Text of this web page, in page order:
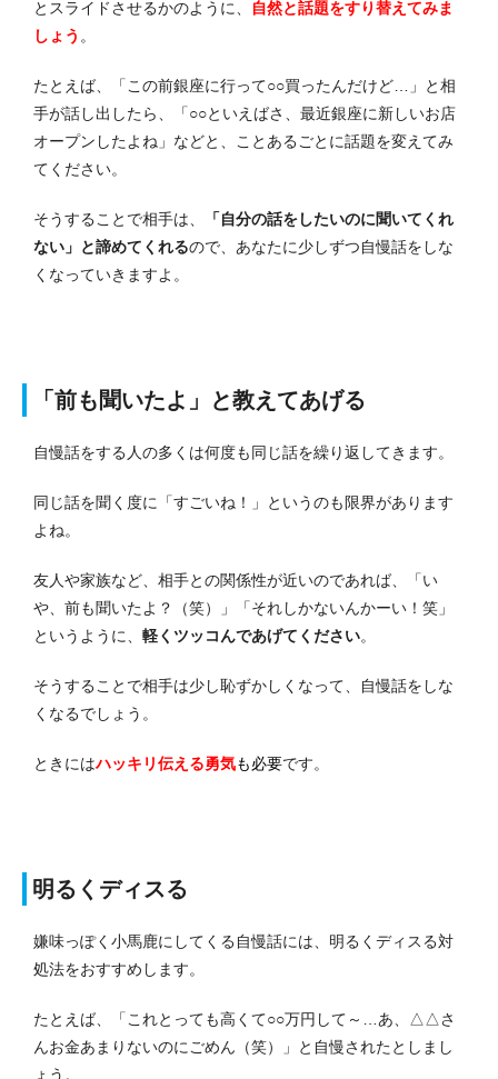
とスライドさせるかのように、
自然と話題をすり替えてみま
しょう 。
たとえば、「この前銀座に行って○○買ったんだけど…」と相
手が話し出したら、「○○といえばさ、最近銀座に新しいお店
オープンしたよね」などと、ことあるごとに話題を変えてみ
てください。
そうすることで相手は、
「自分の話をしたいのに聞いてくれ
ない」と諦めてくれるので、あなたに少しずつ自慢話をしな
くなっていきますよ。
「前も聞いたよ」と教えてあげる
自慢話をする人の多くは何度も同じ話を繰り返してきます。
同じ話を聞く度に「すごいね！」というのも限界があります
よね。
友人や家族など、相手との関係性が近いのであれば、「い
や、前も聞いたよ？（笑）」「それしかないんかーい！笑」
というように、 軽くツッコんであげてください。
そうすることで相手は少し恥ずかしくなって、自慢話をしな
くなるでしょう。
ときにはハッキリ伝える勇気も必要です。
明るくディスる
嫌味っぽく小馬鹿にしてくる自慢話には、明るくディスる対
処法をおすすめします。
たとえば、「これとっても高くて○○万円して～…あ、△△さ
んお金あまりないのにごめん（笑）」と自慢されたとしまし
ょう。